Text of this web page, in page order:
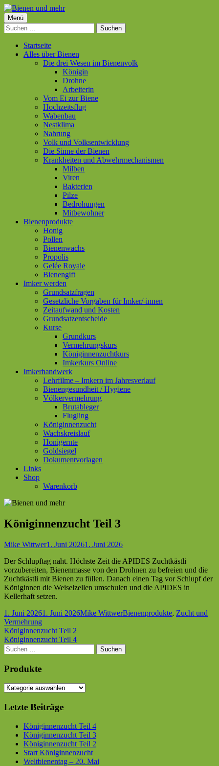
Springe
zum
Inhalt
Bienen und mehr
Primäres
Menü
Menü
Suchen
nach:
Startseite
Alles über Bienen
Die drei Wesen im Bienenvolk
Königin
Drohne
Arbeiterin
Vom Ei zur Biene
Hochzeitsflug
Wabenbau
Nestklima
Nahrung
Volk und Volksentwicklung
Die Sinne der Bienen
Krankheiten und Abwehrmechanismen
Milben
Viren
Bakterien
Pilze
Bedrohungen
Mitbewohner
Bienenprodukte
Honig
Pollen
Bienenwachs
Propolis
Gelée Royale
Bienengift
Imker werden
Grundsatzfragen
Gesetzliche Vorgaben für Imker/-innen
Zeitaufwand und Kosten
Grundsatzentscheide
Kurse
Grundkurs
Vermehrungskurs
Königinnenzuchtkurs
Imkerkurs Online
Imkerhandwerk
Lehrfilme – Imkern im Jahresverlauf
Bienengesundheit / Hygiene
Völkervermehrung
Brutableger
Flugling
Königinnenzucht
Wachskreislauf
Honigernte
Goldsiegel
Dokumentvorlagen
Links
Shop
Warenkorb
Königinnenzucht Teil 3
Autor
Mike WittwerVeröffentlicht
1. Juni 20261. Juni 2026
Der Schlupftag naht. Höchste Zeit die APIDES Zuchtkästli
vorzubereiten, Bienenmasse von den Drohnen zu befreien und die
Zuchtkästli mit Bienen zu füllen. Danach einen Tag vor Schlupf der
Königinnen die Weiselzellen umschulen und die APIDES in
Kellerhaft setzen.
Veröffentlicht
am
1. Juni 20261. Juni 2026Autor
Mike WittwerKategorien
Bienenprodukte, Zucht und
Vermehrung
Beitragsnavigation
Vorheriger
Beitrag:
Königinnenzucht Teil 2
Nächster
Beitrag
Königinnenzucht Teil 4
Haupt-
Seitenleiste
Suchen
nach:
Produkte
Letzte Beiträge
Königinnenzucht Teil 4
Königinnenzucht Teil 3
Königinnenzucht Teil 2
Start Königinnenzucht
Weltbienentag – 20. Mai